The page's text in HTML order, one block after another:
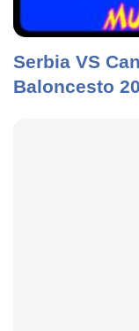
Serbia VS
Baloncesto